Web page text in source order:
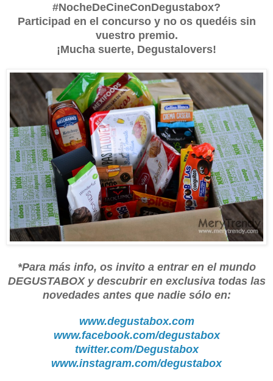
#NocheDeCineConDegustabox?
Participad en el concurso y no os quedéis sin
vuestro premio.
¡Mucha suerte, Degustalovers!
*Para más info, os invito a entrar en el mundo
DEGUSTABOX y descubrir en exclusiva todas las
novedades antes que nadie sólo en:
www.degustabox.com
www.facebook.com/degustabox
twitter.com/Degustabox
www.instagram.com/degustabox